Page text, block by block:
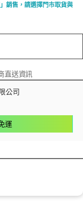
銷售，請選擇門市取貨與
直送資訊
公司
運